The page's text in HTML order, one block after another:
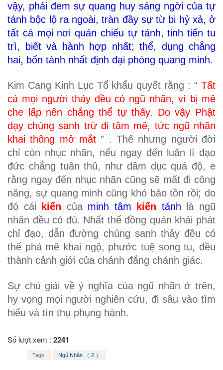
vậy, phải đem sự quang huy sáng ngời của tự
tánh bộc lộ ra ngoài, tràn đầy sự từ bi hỷ xả, ở
tất cả mọi nơi quán chiếu tự tánh, tinh tiến tu
trì, biết và hành hợp nhất; thể, dụng chẳng
hai, bổn tánh nhất định đại phóng quang minh.
Kim Cang Kinh Lục Tổ khẩu quyết rằng :“Tất
cả mọi người thảy đều có ngũ nhãn, vì bị mê
che lấp nên chẳng thể tự thấy. Do vậy Phật
dạy chúng sanh trừ đi tâm mê, tức ngũ nhãn
khai thông mở mắt ” . Thế nhưng người đời
chỉ còn nhục nhãn, nếu ngay đến luân lí đạo
đức chẳng tuân thủ, như dâm dục quá độ, e
rằng ngay đến nhục nhãn cũng sẽ mất đi công
năng, sự quang minh cũng khó bảo tồn rồi; do
đó cái
kiến của minh tâm kiến tánh là ngũ
nhãn đều có đủ. Nhất thể đồng quán khải phát
chỉ đạo, dẫn đường chúng sanh thảy đều có
thể phá mê khai ngộ, phước tuệ song tu, đều
thành cảnh giới của chánh đẳng chánh giác.
Sự chú giải về ý nghĩa của ngũ nhãn ở trên,
hy vọng mọi người nghiên cứu, đi sâu vào tìm
hiểu và tín thụ phụng hành.
Số lượt xem : 2241
Tags: Ngũ Nhãn （ 2 ）